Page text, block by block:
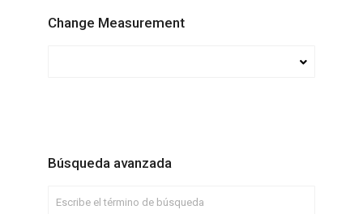
Change Measurement
Búsqueda avanzada